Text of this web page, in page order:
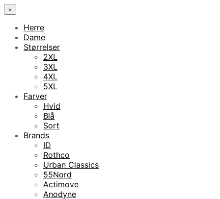
×
Herre
Dame
Størrelser
2XL
3XL
4XL
5XL
Farver
Hvid
Blå
Sort
Brands
ID
Rothco
Urban Classics
55Nord
Actimove
Anodyne